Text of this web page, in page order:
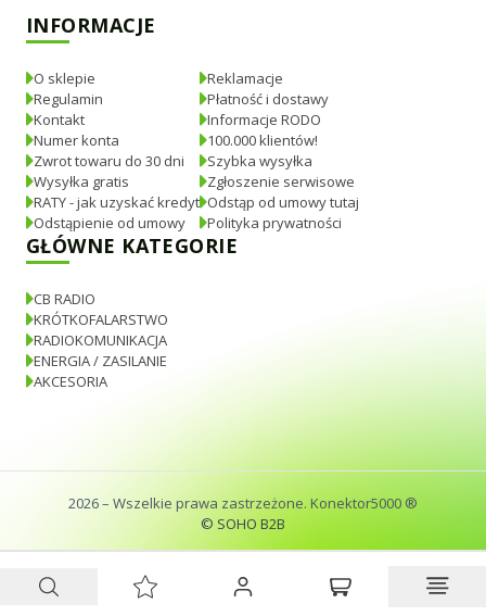
INFORMACJE
O sklepie
Regulamin
Kontakt
Numer konta
Zwrot towaru do 30 dni
Wysyłka gratis
RATY - jak uzyskać kredyt
Odstąpienie od umowy
Reklamacje
Płatność i dostawy
Informacje RODO
100.000 klientów!
Szybka wysyłka
Zgłoszenie serwisowe
Odstąp od umowy tutaj
Polityka prywatności
GŁÓWNE KATEGORIE
CB RADIO
KRÓTKOFALARSTWO
RADIOKOMUNIKACJA
ENERGIA / ZASILANIE
AKCESORIA
2026– Wszelkie prawa zastrzeżone. Konektor5000 ®
© SOHO B2B